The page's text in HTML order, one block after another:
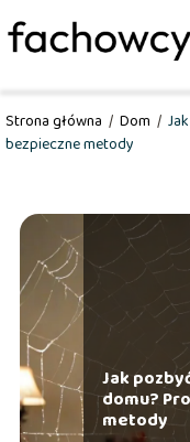
Strona główna / Dom /
bezpieczne metody
Jak
domu?
metody